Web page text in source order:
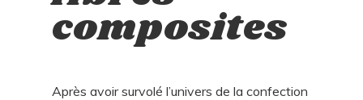
composites
Après avoir survolé l’univers de la confection